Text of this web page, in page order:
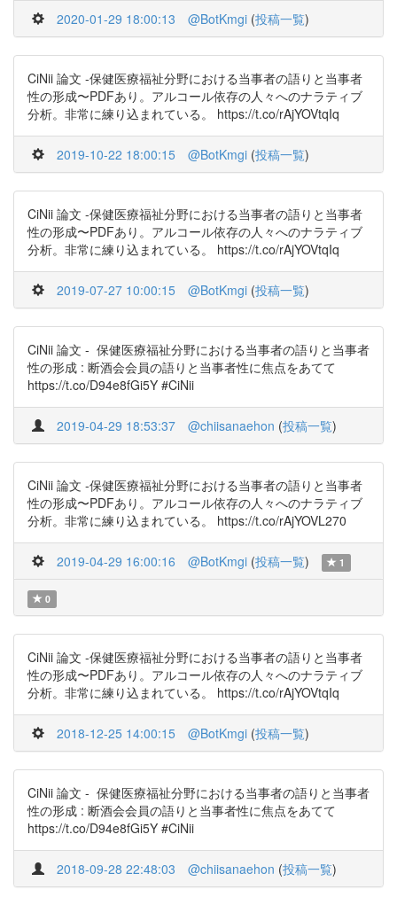
2020-01-29 18:00:13 @BotKmgi (投稿一覧)
CiNii 論文 -保健医療福祉分野における当事者の語りと当事者
性の形成〜PDFあり。アルコール依存の人々へのナラティブ
分析。非常に練り込まれている。 https://t.co/rAjYOVtqIq
2019-10-22 18:00:15 @BotKmgi (投稿一覧)
CiNii 論文 -保健医療福祉分野における当事者の語りと当事者
性の形成〜PDFあり。アルコール依存の人々へのナラティブ
分析。非常に練り込まれている。 https://t.co/rAjYOVtqIq
2019-07-27 10:00:15 @BotKmgi (投稿一覧)
CiNii 論文 - 保健医療福祉分野における当事者の語りと当事者
性の形成 : 断酒会会員の語りと当事者性に焦点をあてて
https://t.co/D94e8fGi5Y #CiNii
2019-04-29 18:53:37 @chiisanaehon (投稿一覧)
CiNii 論文 -保健医療福祉分野における当事者の語りと当事者
性の形成〜PDFあり。アルコール依存の人々へのナラティブ
分析。非常に練り込まれている。 https://t.co/rAjYOVL270
2019-04-29 16:00:16 @BotKmgi (投稿一覧) 1
0
CiNii 論文 -保健医療福祉分野における当事者の語りと当事者
性の形成〜PDFあり。アルコール依存の人々へのナラティブ
分析。非常に練り込まれている。 https://t.co/rAjYOVtqIq
2018-12-25 14:00:15 @BotKmgi (投稿一覧)
CiNii 論文 - 保健医療福祉分野における当事者の語りと当事者
性の形成 : 断酒会会員の語りと当事者性に焦点をあてて
https://t.co/D94e8fGi5Y #CiNii
2018-09-28 22:48:03 @chiisanaehon (投稿一覧)